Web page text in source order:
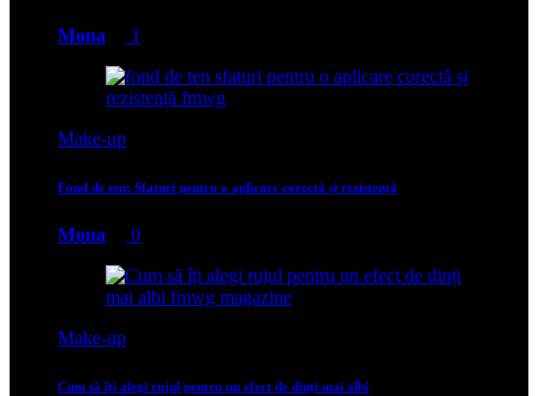
Mona 1
Make-up
Fond de ten: Sfaturi pentru o aplicare corectă și rezistență
Mona 0
Make-up
Cum să îți alegi rujul pentru un efect de dinți mai albi